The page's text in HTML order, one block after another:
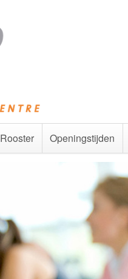
Rooster Openingstijden